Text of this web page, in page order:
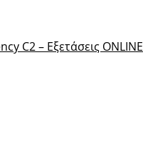
C2 – Εξετάσεις ONLINE